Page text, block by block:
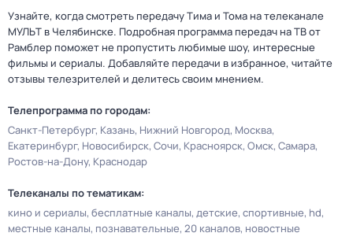
Узнайте, когда смотреть передачу Тима и Тома на телеканале
МУЛЬТ в Челябинске. Подробная программа передач на ТВ от
Рамблер поможет не пропустить любимые шоу, интересные
фильмы и сериалы. Добавляйте передачи в избранное, читайте
отзывы телезрителей и делитесь своим мнением.
Телепрограмма по городам:
Санкт-Петербург Казань Нижний Новгород Москва
Екатеринбург Новосибирск Сочи Красноярск Омск Самара
Ростов-на-Дону Краснодар
Телеканалы по тематикам:
кино и сериалы бесплатные каналы детские спортивные hd
местные каналы познавательные 20 каналов новостные